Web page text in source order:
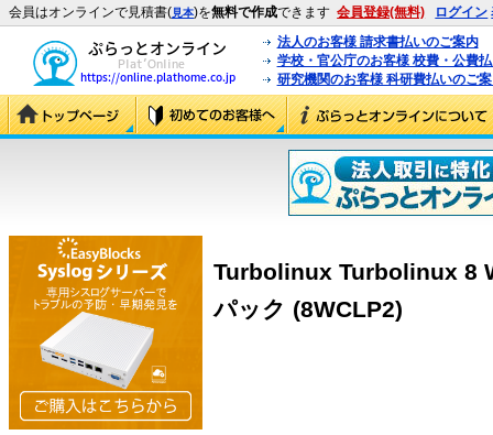
会員はオンラインで見積書(見本)を無料で作成できます 会員登録(無料) ログイン
法人のお客様 請求書払いのご案内
学校・官公庁のお客様 校費・公費
研究機関のお客様 科研費払いのご
Turbolinux Turbolinux 8
パック (8WCLP2)